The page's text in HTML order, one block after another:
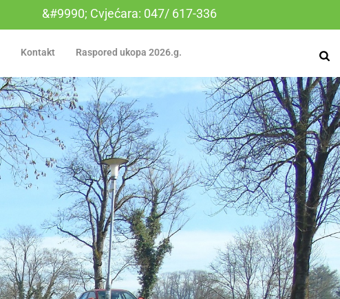
&#9990; Cvjećara: 047/ 617-336
Kontakt Raspored ukopa 2026.g.